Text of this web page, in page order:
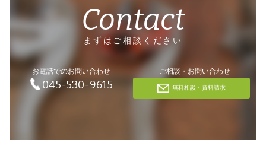
Contact
まずはご相談ください
お電話でのお問い合わせ
045-530-9615
ご相談・お問い合わせ
無料相談・資料請求